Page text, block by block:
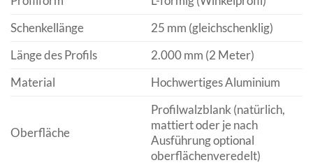
Schenkellänge
25 mm (gleichschenklig)
Länge des Profils
2.000 mm (2 Meter)
Material
Hochwertiges Aluminium
Oberfläche
Profilwalzblank (natürlich,
mattiert oder je nach
Ausführung optional
oberflächenveredelt)